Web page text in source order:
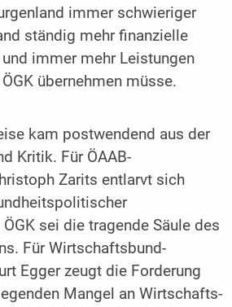
immer schwieriger
ständig mehr finanzielle
immer mehr Leistungen
übernehmen müsse.
kam postwendend aus der
Kritik. Für ÖAAB-
Zarits entlarvt sich
sei die tragende Säule des
Für Wirtschaftsbund-
Egger zeugt die Forderung
Mangel an Wirtschafts-